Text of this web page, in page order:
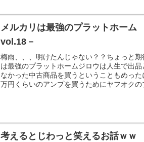
メルカリは最強のプラットホーム
vol.18－
梅雨、、、明けたんじゃない？？ちょっと
は最強のプラットホームジロウは人生で出
なかった中古商品を買うということもめっ
万円くらいのアンプを買うためにヤフオク
考えるとじわっと笑えるお話ｗｗ